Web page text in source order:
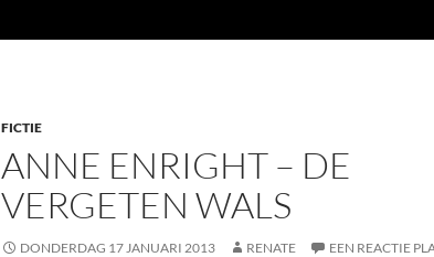
FICTIE
ANNE ENRIGHT – DE
VERGETEN WALS
DONDERDAG 17 JANUARI 2013 RENATE EEN REACTIE